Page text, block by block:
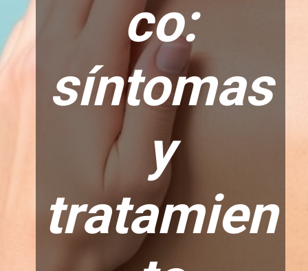
co:
síntomas
y
tratamien